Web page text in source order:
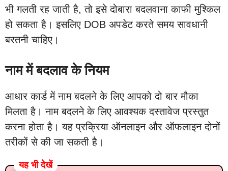
भी गलती रह जाती है, तो इसे दोबारा बदलवाना काफी मुश्किल
हो सकता है। इसलिए DOB अपडेट करते समय सावधानी
बरतनी चाहिए।
नाम में बदलाव के नियम
आधार कार्ड में नाम बदलने के लिए आपको दो बार मौका
मिलता है। नाम बदलने के लिए आवश्यक दस्तावेज प्रस्तुत
करना होता है। यह प्रक्रिया ऑनलाइन और ऑफलाइन दोनों
तरीकों से की जा सकती है।
यह भी देखें